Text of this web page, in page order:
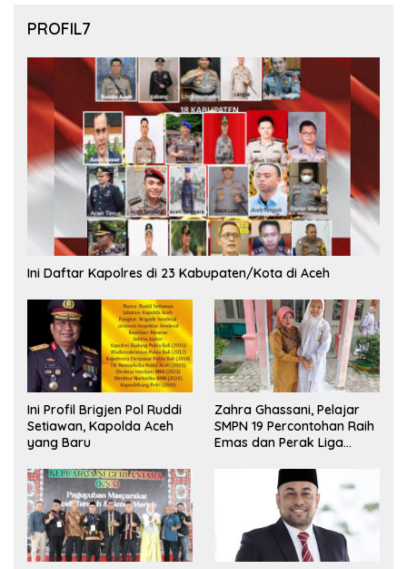
PROFIL7
Ini Daftar Kapolres di 23 Kabupaten/Kota di Aceh
Ini Profil Brigjen Pol Ruddi
Setiawan, Kapolda Aceh
yang Baru
Zahra Ghassani, Pelajar
SMPN 19 Percontohan Raih
Emas dan Perak Liga